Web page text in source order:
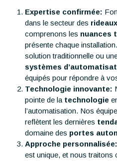
Expertise confirmée:
dans le secteur des
comprenons les nuances
présente chaque
solution traditionnelle ou
systèmes
équipés pour répondre à
Technologie innovante:
pointe de la technologie
l’automatisation. Nos
reflètent les dernières
domaine des portes
Approche personnalisée:
est unique, et nous traitons